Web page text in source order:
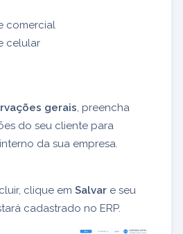
comercial
celular
gerais, preencha
do seu cliente para
da sua empresa.
clique em Salvar e seu
cadastrado no ERP.